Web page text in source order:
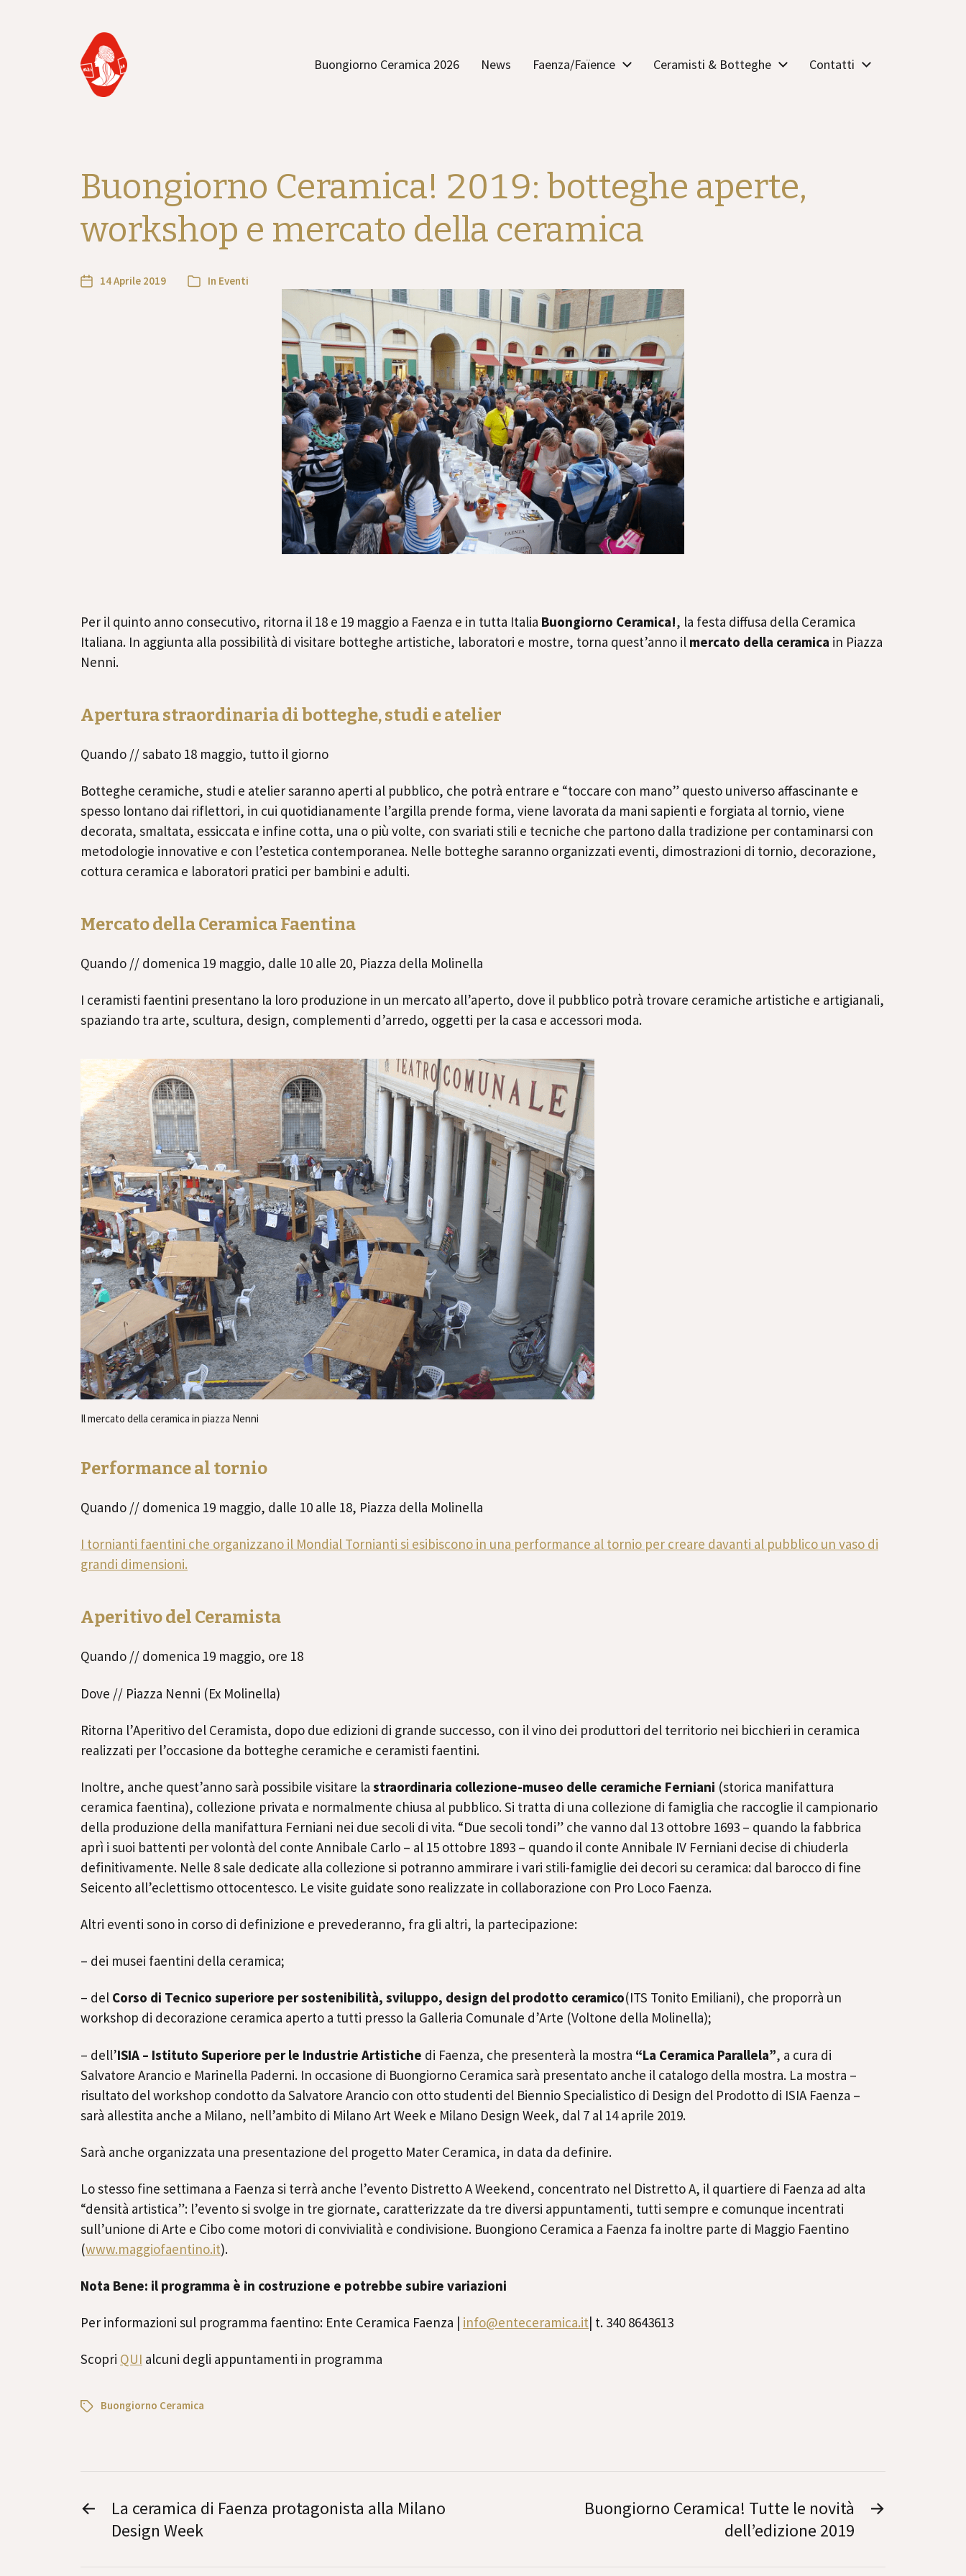
Buongiorno Ceramica 2026 News Faenza/Faïence Ceramisti & Botteghe Contatti
Buongiorno Ceramica! 2019: botteghe aperte,
workshop e mercato della ceramica
14 Aprile 2019 In Eventi
Per il quinto anno consecutivo, ritorna il 18 e 19 maggio a Faenza e in tutta Italia Buongiorno Ceramica!, la festa diffusa della Ceramica
Italiana. In aggiunta alla possibilità di visitare botteghe artistiche, laboratori e mostre, torna quest’anno il mercato della ceramica in Piazza
Nenni.
Apertura straordinaria di botteghe, studi e atelier
Quando // sabato 18 maggio, tutto il giorno
Botteghe ceramiche, studi e atelier saranno aperti al pubblico, che potrà entrare e “toccare con mano” questo universo affascinante e
spesso lontano dai riflettori, in cui quotidianamente l’argilla prende forma, viene lavorata da mani sapienti e forgiata al tornio, viene
decorata, smaltata, essiccata e infine cotta, una o più volte, con svariati stili e tecniche che partono dalla tradizione per contaminarsi con
metodologie innovative e con l’estetica contemporanea. Nelle botteghe saranno organizzati eventi, dimostrazioni di tornio, decorazione,
cottura ceramica e laboratori pratici per bambini e adulti.
Mercato della Ceramica Faentina
Quando // domenica 19 maggio, dalle 10 alle 20, Piazza della Molinella
I ceramisti faentini presentano la loro produzione in un mercato all’aperto, dove il pubblico potrà trovare ceramiche artistiche e artigianali,
spaziando tra arte, scultura, design, complementi d’arredo, oggetti per la casa e accessori moda.
Il mercato della ceramica in piazza Nenni
Performance al tornio
Quando // domenica 19 maggio, dalle 10 alle 18, Piazza della Molinella
I tornianti faentini che organizzano il Mondial Tornianti si esibiscono in una performance al tornio per creare davanti al pubblico un vaso di
grandi dimensioni.
Aperitivo del Ceramista
Quando // domenica 19 maggio, ore 18
Dove // Piazza Nenni (Ex Molinella)
Ritorna l’Aperitivo del Ceramista, dopo due edizioni di grande successo, con il vino dei produttori del territorio nei bicchieri in ceramica
realizzati per l’occasione da botteghe ceramiche e ceramisti faentini.
Inoltre, anche quest’anno sarà possibile visitare la straordinaria collezione-museo delle ceramiche Ferniani (storica manifattura
ceramica faentina), collezione privata e normalmente chiusa al pubblico. Si tratta di una collezione di famiglia che raccoglie il campionario
della produzione della manifattura Ferniani nei due secoli di vita. “Due secoli tondi” che vanno dal 13 ottobre 1693 – quando la fabbrica
aprì i suoi battenti per volontà del conte Annibale Carlo – al 15 ottobre 1893 – quando il conte Annibale IV Ferniani decise di chiuderla
definitivamente. Nelle 8 sale dedicate alla collezione si potranno ammirare i vari stili-famiglie dei decori su ceramica: dal barocco di fine
Seicento all’eclettismo ottocentesco. Le visite guidate sono realizzate in collaborazione con Pro Loco Faenza.
Altri eventi sono in corso di definizione e prevederanno, fra gli altri, la partecipazione:
– dei musei faentini della ceramica;
– del Corso di Tecnico superiore per sostenibilità, sviluppo, design del prodotto ceramico(ITS Tonito Emiliani), che proporrà un
workshop di decorazione ceramica aperto a tutti presso la Galleria Comunale d’Arte (Voltone della Molinella);
– dell’ISIA – Istituto Superiore per le Industrie Artistiche di Faenza, che presenterà la mostra “La Ceramica Parallela”, a cura di
Salvatore Arancio e Marinella Paderni. In occasione di Buongiorno Ceramica sarà presentato anche il catalogo della mostra. La mostra –
risultato del workshop condotto da Salvatore Arancio con otto studenti del Biennio Specialistico di Design del Prodotto di ISIA Faenza –
sarà allestita anche a Milano, nell’ambito di Milano Art Week e Milano Design Week, dal 7 al 14 aprile 2019.
Sarà anche organizzata una presentazione del progetto Mater Ceramica, in data da definire.
Lo stesso fine settimana a Faenza si terrà anche l’evento Distretto A Weekend, concentrato nel Distretto A, il quartiere di Faenza ad alta
“densità artistica”: l’evento si svolge in tre giornate, caratterizzate da tre diversi appuntamenti, tutti sempre e comunque incentrati
sull’unione di Arte e Cibo come motori di convivialità e condivisione. Buongiono Ceramica a Faenza fa inoltre parte di Maggio Faentino
(www.maggiofaentino.it).
Nota Bene: il programma è in costruzione e potrebbe subire variazioni
Per informazioni sul programma faentino: Ente Ceramica Faenza | info@enteceramica.it| t. 340 8643613
Scopri QUI alcuni degli appuntamenti in programma
Buongiorno Ceramica
←
La ceramica di Faenza protagonista alla Milano
Design Week
→
Buongiorno Ceramica! Tutte le novità
dell’edizione 2019